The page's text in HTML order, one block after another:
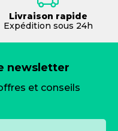
Livraison rapide
Expédition sous 24h
newsletter
et conseils